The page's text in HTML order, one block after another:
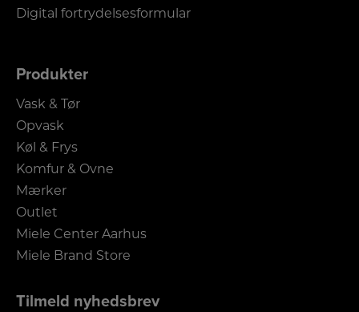
Digital fortrydelsesformular
Produkter
Vask & Tør
Opvask
Køl & Frys
Komfur & Ovne
Mærker
Outlet
Miele Center Aarhus
Miele Brand Store
Tilmeld nyhedsbrev